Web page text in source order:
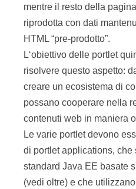
mentre il resto della
riprodotta con dati
HTML “pre-prodotto”.
L‘obiettivo delle portlet
risolvere questo aspetto:
creare un ecosistema di
possano cooperare nella
contenuti web in maniera
Le varie portlet devono
di portlet applications,
standard Java EE basate
(vedi oltre) e che